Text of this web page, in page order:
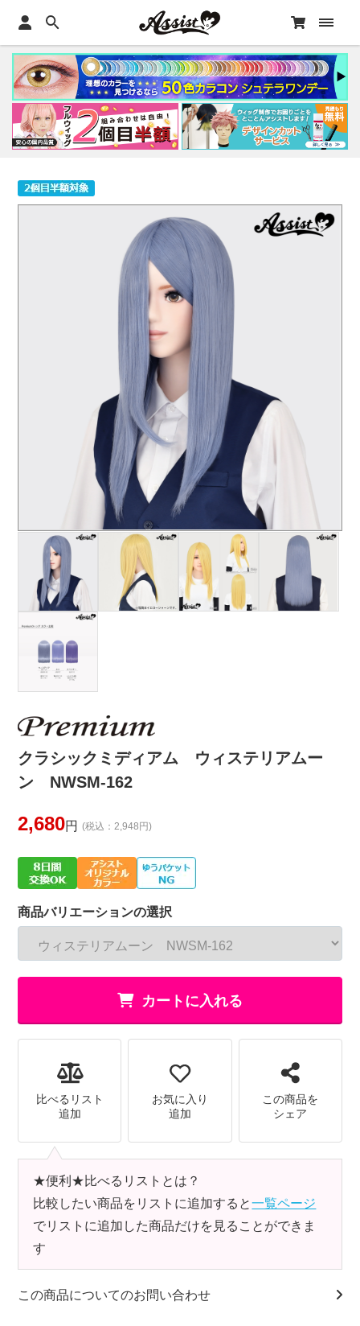
クラシックミディアム ウィステリアムー
ン NWSM-162
2,680円 (税込：2,948円)
商品バリエーションの選択
カートに入れる
比べるリスト
追加
お気に入り
追加
この商品を
シェア
★便利★比べるリストとは？
比較したい商品をリストに追加すると一覧ページ
でリストに追加した商品だけを見ることができま
す
この商品についてのお問い合わせ